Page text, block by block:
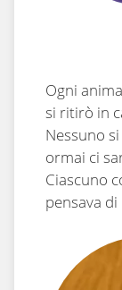
Ogni
si ritirò in
Nessuno
ormai ci
Ciascuno
pensava